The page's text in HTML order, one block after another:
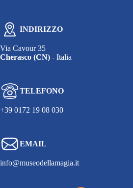
INDIRIZZO
Via Cavour 35
Cherasco (CN) - Italia
TELEFONO
+39 0172 19 08 030
EMAIL
info@museodellamagia.it